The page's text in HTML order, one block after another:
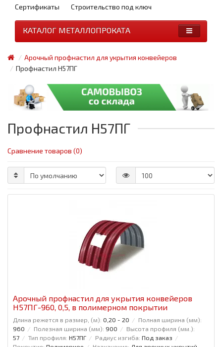
Сертификаты
Строительство под ключ
КАТАЛОГ МЕТАЛЛОПРОКАТА
Арочный профнастил для укрытия конвейеров
Профнастил Н57ПГ
Профнастил Н57ПГ
Сравнение товаров (0)
Арочный профнастил для укрытия конвейеров
Н57ПГ-960, 0,5, в полимерном покрытии
Длина режется в размер, (м): 0,20 - 20
Полная ширина (мм):
960
Полезная ширина (мм): 900
Высота профиля (мм.):
57
Тип профиля: Н57ПГ Радиус изгиба: Под заказ